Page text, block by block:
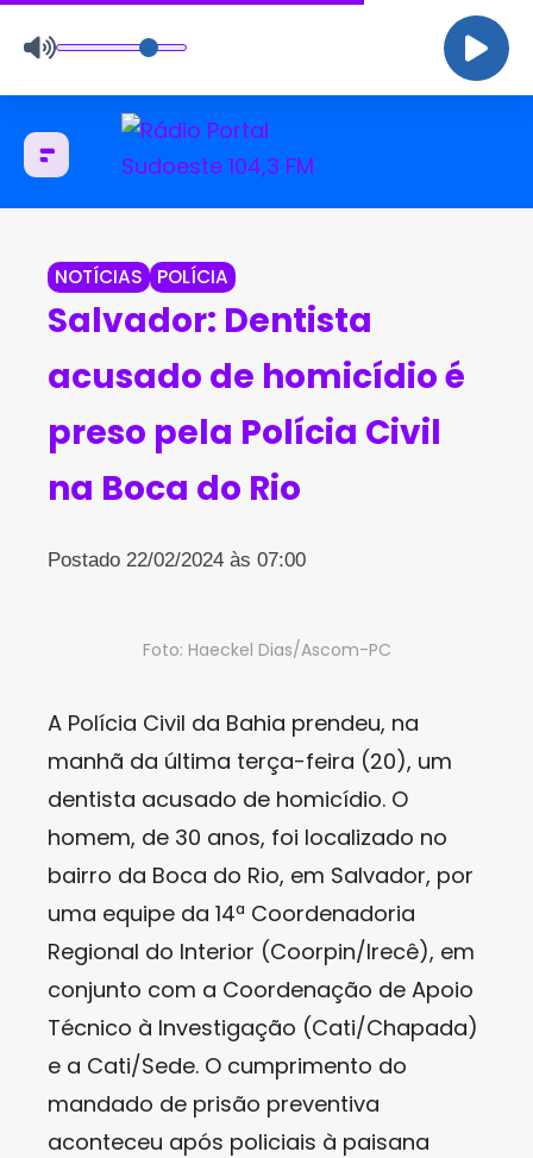
NOTÍCIAS POLÍCIA
Salvador: Dentista
acusado de homicídio é
preso pela Polícia Civil
na Boca do Rio
Postado 22/02/2024 às 07:00
Foto: Haeckel Dias/Ascom-PC
A Polícia Civil da Bahia prendeu, na
manhã da última terça-feira (20), um
dentista acusado de homicídio. O
homem, de 30 anos, foi localizado no
bairro da Boca do Rio, em Salvador, por
uma equipe da 14ª Coordenadoria
Regional do Interior (Coorpin/Irecê), em
conjunto com a Coordenação de Apoio
Técnico à Investigação (Cati/Chapada)
e a Cati/Sede. O cumprimento do
mandado de prisão preventiva
aconteceu após policiais à paisana